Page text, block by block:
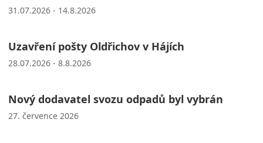
31.07.2026 - 14.8.2026
Uzavření pošty Oldřichov v Hájích
28.07.2026 - 8.8.2026
Nový dodavatel svozu odpadů byl vybrán
27. července 2026